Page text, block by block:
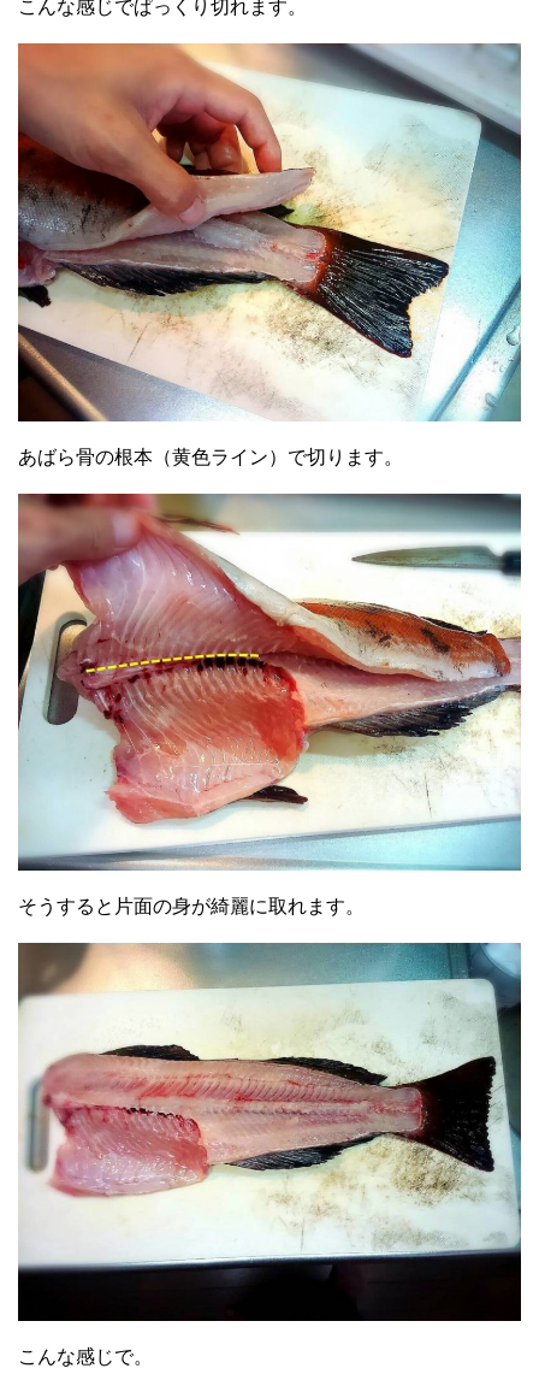
こんな感じでぱっくり切れます。
あばら骨の根本（黄色ライン）で切ります。
そうすると片面の身が綺麗に取れます。
こんな感じで。